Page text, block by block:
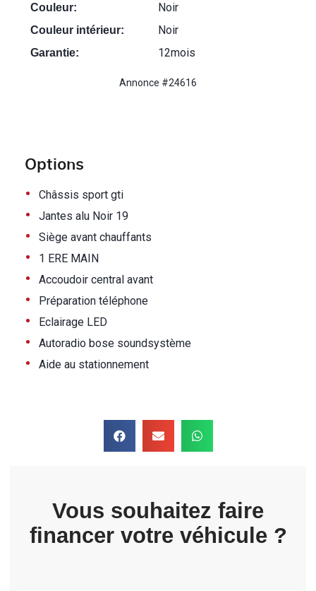
Options
• Châssis sport gti
• Jantes alu Noir 19
• Siège avant chauffants
• 1 ERE MAIN
• Accoudoir central avant
• Préparation téléphone
• Eclairage LED
• Autoradio bose soundsystème
• Aide au stationnement
Couleur: Noir
Couleur intérieur: Noir
Garantie: 12mois
Annonce #24616
Vous souhaitez faire
financer votre véhicule ?